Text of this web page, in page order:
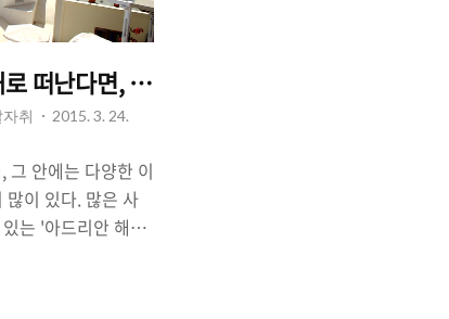
떠난다면, 가볼 만 한 곳 - 아름다움과 낭만
취
2015. 3. 24.
그 안에는 다양한 이
많이 있다. 많은 사
는 '아드리안 해
비롯하여, 미항(美